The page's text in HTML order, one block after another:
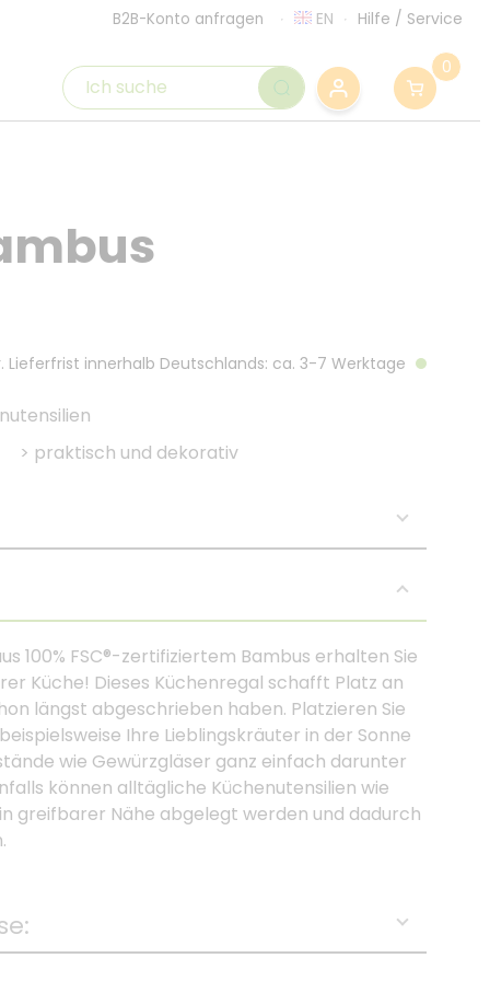
B2B-Konto anfragen EN Hilfe / Service
0
Lieferfrist innerhalb Deutschlands: ca. 3-7 Werktage
> praktisch und dekorativ
100% FSC®-zertifiziertem Bambus erhalten Sie
Küche! Dieses Küchenregal schafft Platz an
längst abgeschrieben haben. Platzieren Sie
Ihre Lieblingskräuter in der Sonne
wie Gewürzgläser ganz einfach darunter
können alltägliche Küchenutensilien wie
greifbarer Nähe abgelegt werden und dadurch